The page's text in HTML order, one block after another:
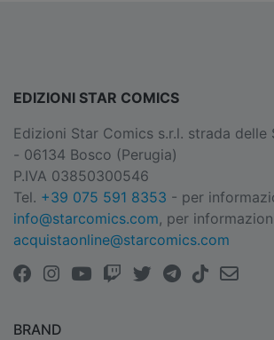
EDIZIONI STAR COMICS
Edizioni Star Comics s.r.l. strada delle
- 06134 Bosco (Perugia)
P.IVA 03850300546
Tel. +39 075 591 8353 - per
info@starcomics.com, per
acquistaonline@starcomics.com
BRAND